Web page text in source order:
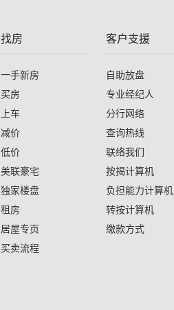
找房
一手新房
买房
上车
减价
低价
美联豪宅
独家楼盘
租房
居屋专页
买卖流程
客户支援
自助放盘
专业经纪人
分行网络
查询热线
联络我们
按揭计算机
负担能力计算机
转按计算机
缴款方式